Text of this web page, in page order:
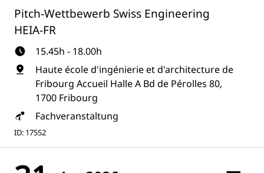
Pitch-Wettbewerb Swiss Engineering
HEIA-FR
15.45h - 18.00h
Haute école d'ingénierie et d'architecture de
Fribourg Accueil Halle A Bd de Pérolles 80,
1700 Fribourg
Fachveranstaltung
ID: 17552